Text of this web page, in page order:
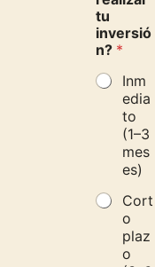
a
?
e
l
e
r
r
tu
inversió
n? *
Inm
edia
to
(1–3
mes
es)
Cort
o
plaz
o